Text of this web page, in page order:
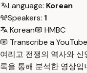
Language: Korean
Speakers: 1
Korean
HMBC
Transcribe a
여리고 전쟁의 역사와
록을 통해 분석한 영상입